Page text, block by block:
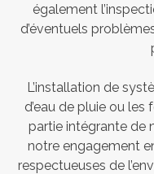
également
d’éventuels
L’installation de
d’eau de pluie ou
partie intégrante de
notre engagement
respectueuses de